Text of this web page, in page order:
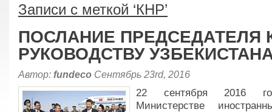
Записи с меткой ‘КНР’
ПОСЛАНИЕ ПРЕДСЕДАТЕЛЯ
РУКОВОДСТВУ
Автор: fundeco Сентябрь 23rd, 2016
22 сентября 2016
Министерстве